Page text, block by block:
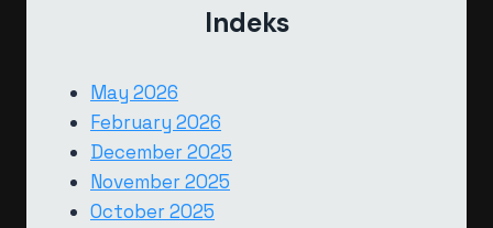
Indeks
May 2026
February 2026
December 2025
November 2025
October 2025